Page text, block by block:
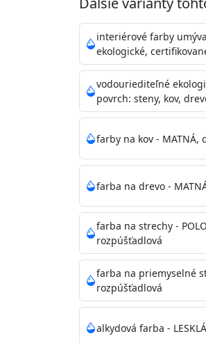
znižuje (o 99,9%)
vysokými nárokmi
sály, potravinárske
vhodná aj do bežných
zachovaní
vysokú výdatnosť a
Odtieň: Biela + je
Informácie k aplikácií
Pred použitím farbu
vrstvu štetcom,
4hod/23°C je možné
teplotou sa doba
Neaplikujte pri teplote
interiérové farby
ekologické,
vodouriediteľné
povrch: steny, kov,
farby na kov - MATNÁ,
farba na drevo -
farba na strechy -
rozpúšťadlová
farba na priemyselné
rozpúšťadlová
alkydová farba -